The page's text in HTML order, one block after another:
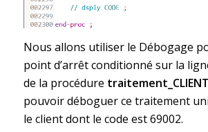
Nous allons utiliser le Débogage
point d’arrêt conditionné sur la
de la procédure
pouvoir déboguer ce traitement
le client dont le code est 69002.